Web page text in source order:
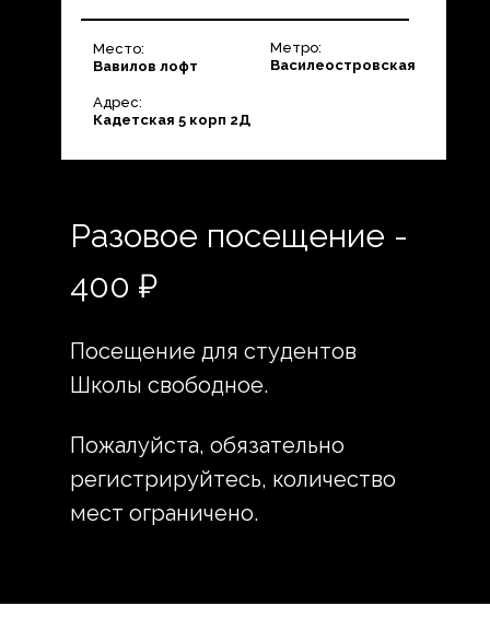
Место:
Вавилов лофт
Метро:
Василеостровская
Адрес:
Кадетская 5 корп 2Д
Разовое посещение -
400 ₽
Пожалуйста, обязательно
регистрируйтесь, количество
мест ограничено.
Посещение для студентов
Школы свободное.